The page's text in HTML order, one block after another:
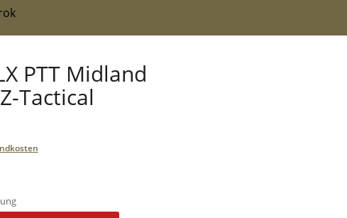
PTT Midland
Tactical